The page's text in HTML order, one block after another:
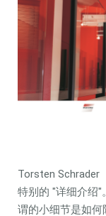
Torsten Schrader
特别的 "详细介绍
谓的小细节是如